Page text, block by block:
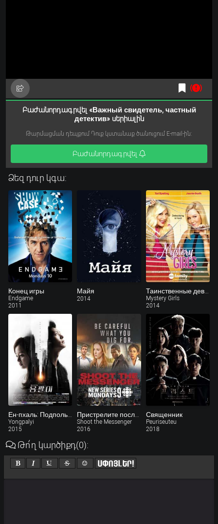
Բաժանորդագրվել «Важный свидетель, частный
детектив» սերիալին
Թարմացման դեպքում Դուք կստանաք ծանուցում E-mail-ին:
Բաժանորդագրվել
Ձեզ դուր կգա:
Конец игры
Endgame
2011
Майя
2014
Таинственные девушки
Mystery Girls
2014
Yongpalyi
2015
Shoot the Messenger
2016
Священник
Peuriseuteu
2018
Թո՛ղ կարծիքդ(0):